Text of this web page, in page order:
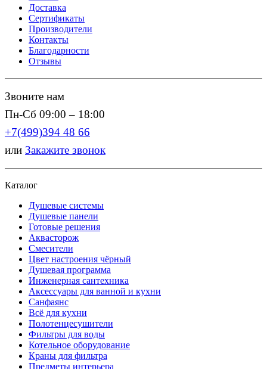
Доставка
Сертификаты
Производители
Контакты
Благодарности
Отзывы
Звоните нам
Пн-Сб 09:00 – 18:00
+7(499)394 48 66
или Закажите звонок
Каталог
Душевые системы
Душевые панели
Готовые решения
Аквасторож
Смесители
Цвет настроения чёрный
Душевая программа
Инженерная сантехника
Аксессуары для ванной и кухни
Санфаянс
Всё для кухни
Полотенцесушители
Фильтры для воды
Котельное оборудование
Краны для фильтра
Предметы интерьера